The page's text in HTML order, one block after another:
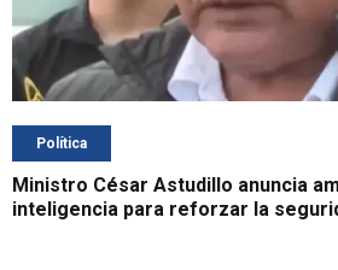
Política
Ministro César Astudillo anuncia
inteligencia para reforzar la